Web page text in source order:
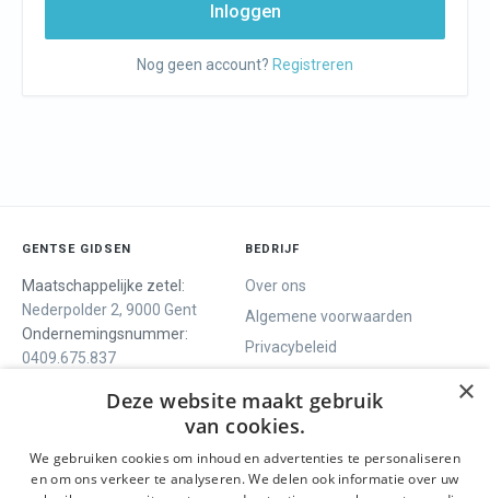
Inloggen
Nog geen account? Registreren
GENTSE GIDSEN
Maatschappelijke zetel:
Nederpolder 2, 9000 Gent
Ondernemingsnummer:
0409.675.837
BEDRIJF
Over ons
Algemene voorwaarden
Privacybeleid
ONS AANBOD SOCIALS
×
Deze website maakt gebruik
van cookies.
We gebruiken cookies om inhoud en advertenties te personaliseren
en om ons verkeer te analyseren. We delen ook informatie over uw